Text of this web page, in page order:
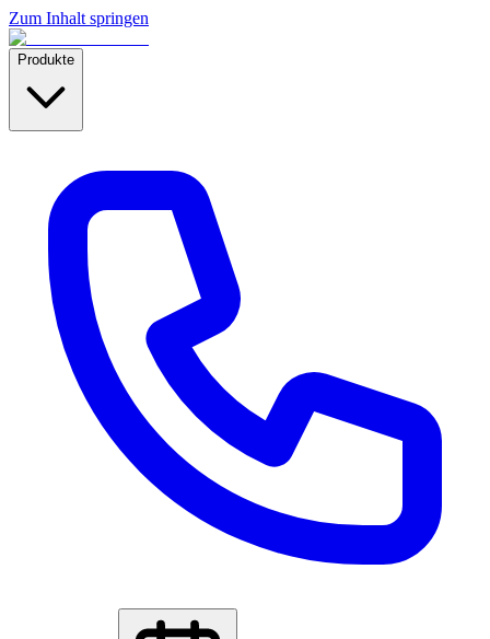
Zum Inhalt springen
Produkte